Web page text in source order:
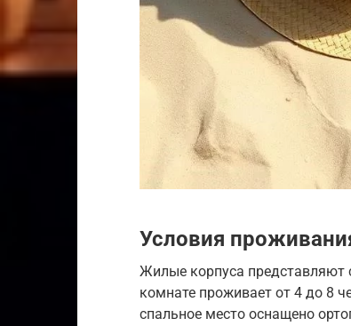
Условия
Жилые корпуса представляют
комнате проживает от 4 до 8
спальное место оснащено